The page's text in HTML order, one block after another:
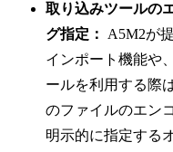
取り込みツールの
グ指定： A5M2が
インポート機能や
ールを利用する際
のファイルのエン
明示的に指定する